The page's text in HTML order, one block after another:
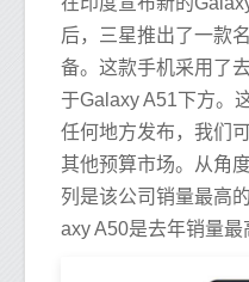
后，三星推出了一款
备。这款手机采用了
于Galaxy A51下方。
任何地方发布，我们
其他预算市场。从角
列是该公司销量最高
axy A50是去年销量最